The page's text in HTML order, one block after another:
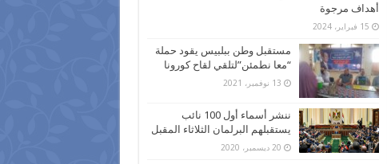
أهداف مرجوة
15 فبراير، 2024
مستقبل وطن ببلبيس يقود حملة
“معا نطمئن”لتلقي لقاح كورونا
13 نوفمبر، 2021
ننشر أسماء أول 100 نائب
يستقبلهم البرلمان الثلاثاء المقبل
20 ديسمبر، 2020